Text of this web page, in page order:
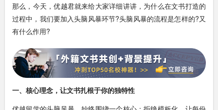
那么，今天，优越君就来给大家详细讲讲，为什么在文书打造的
过程中，我们要加入头脑风暴环节?头脑风暴的流程是怎样的?又
有什么作用?
一、核心理念 ， 让文书扎根于你的独特性